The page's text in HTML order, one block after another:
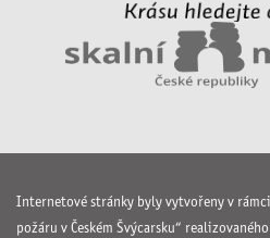
Internetové stránky byly vytvořeny v
požáru v Českém Švýcarsku“